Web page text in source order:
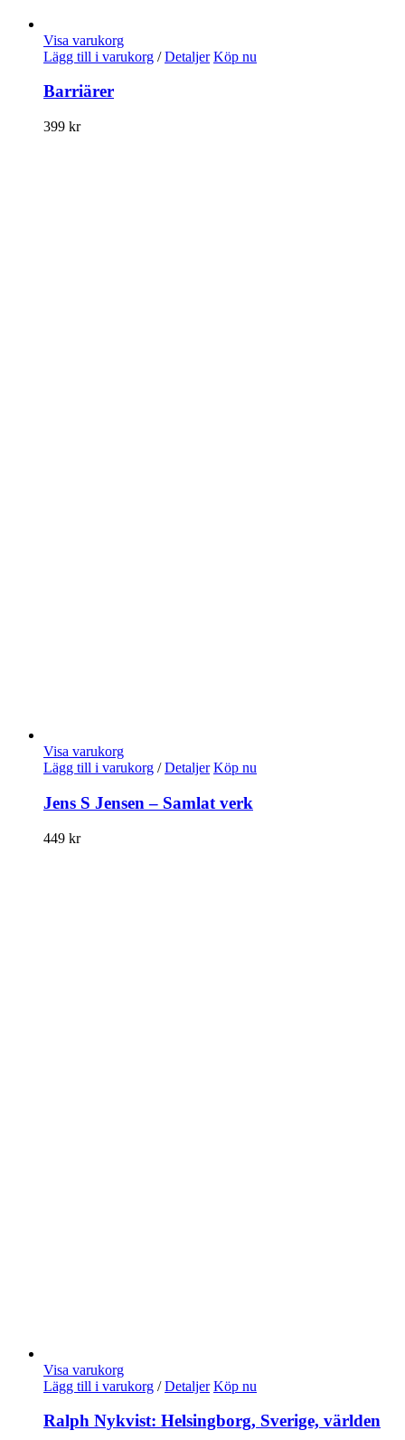
Visa varukorg
Lägg till i varukorg / Detaljer Köp nu
Barriärer
399 kr
Visa varukorg
Lägg till i varukorg / Detaljer Köp nu
Jens S Jensen – Samlat verk
449 kr
Visa varukorg
Lägg till i varukorg / Detaljer Köp nu
Ralph Nykvist: Helsingborg, Sverige, världen